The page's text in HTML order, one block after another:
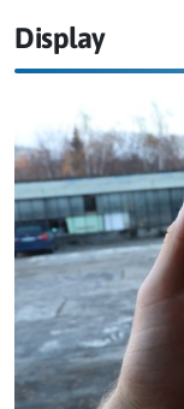
Display